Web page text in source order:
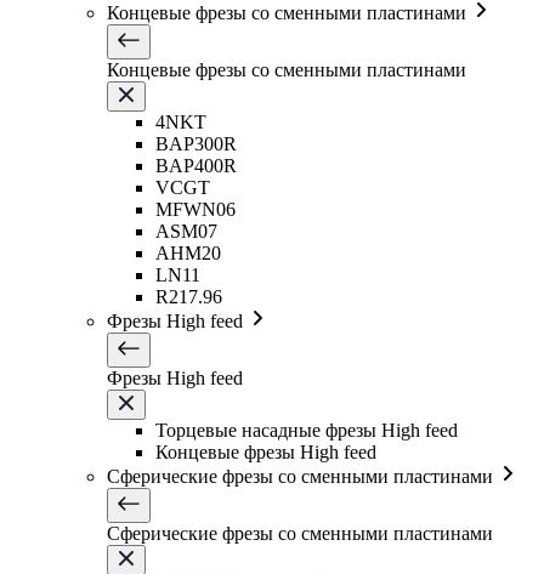
Концевые фрезы со сменными пластинами
Концевые фрезы со сменными пластинами
4NKT
BAP300R
BAP400R
VCGT
MFWN06
ASM07
AHM20
LN11
R217.96
Фрезы High feed
Фрезы High feed
Торцевые насадные фрезы High feed
Концевые фрезы High feed
Сферические фрезы со сменными пластинами
Сферические фрезы со сменными пластинами